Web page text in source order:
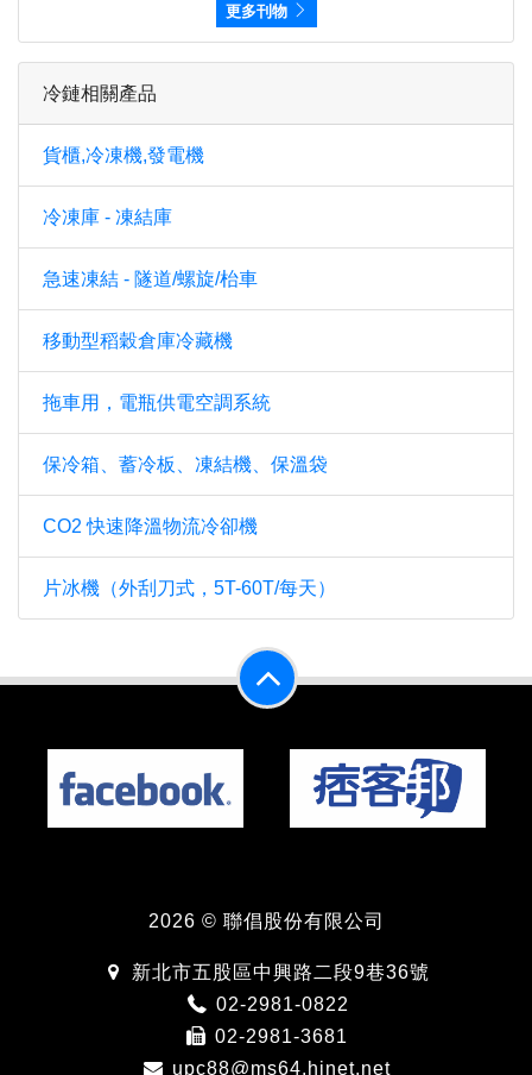
更多刊物
冷鏈相關產品
貨櫃,冷凍機,發電機
冷凍庫 - 凍結庫
急速凍結 - 隧道/螺旋/枱車
移動型稻穀倉庫冷藏機
拖車用，電瓶供電空調系統
保冷箱、蓄冷板、凍結機、保溫袋
CO2 快速降溫物流冷卻機
片冰機（外刮刀式，5T-60T/每天）
2026 © 聯倡股份有限公司
新北市五股區中興路二段9巷36號
02-2981-0822
02-2981-3681
upc88@ms64.hinet.net